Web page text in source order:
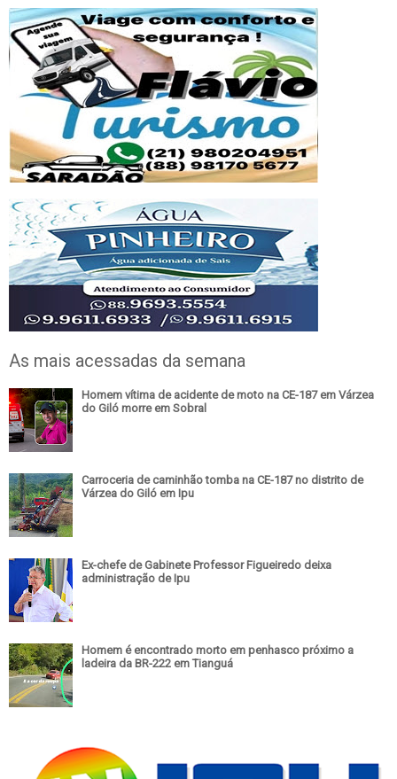
As mais acessadas da semana
Homem vítima de acidente de moto na CE-187 em Várzea
do Giló morre em Sobral
Carroceria de caminhão tomba na CE-187 no distrito de
Várzea do Giló em Ipu
Ex-chefe de Gabinete Professor Figueiredo deixa
administração de Ipu
Homem é encontrado morto em penhasco próximo a
ladeira da BR-222 em Tianguá